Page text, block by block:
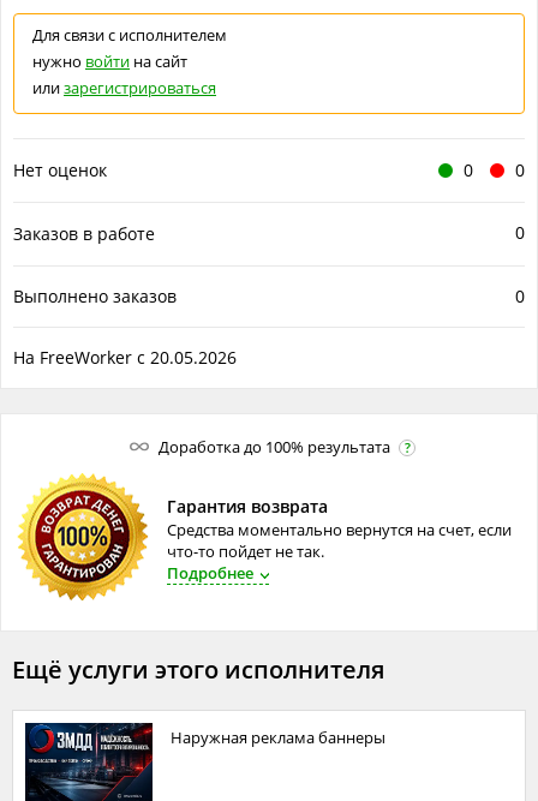
Доработка до 100% результата ?
Гарантия возврата
Средства моментально вернутся на счет, если
что-то пойдет не так.
Подробнее
Для связи с исполнителем
нужно войти на сайт
илизарегистрироваться
0 0
Нет оценок
0
Заказов в работе
0
Выполнено заказов
На FreeWorker с 20.05.2026
Ещё услуги этого исполнителя
Наружная реклама баннеры